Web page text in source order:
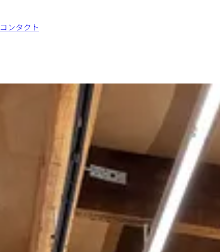
コンタクト